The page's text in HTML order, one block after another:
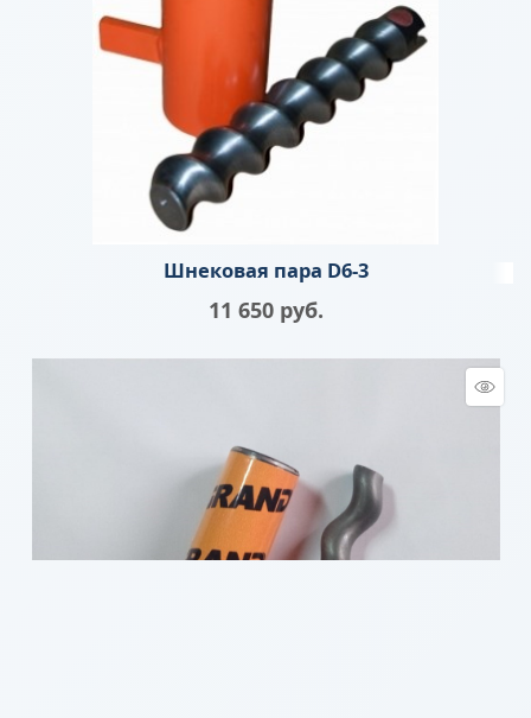
Шнековая пара D6-3
11 650 руб.